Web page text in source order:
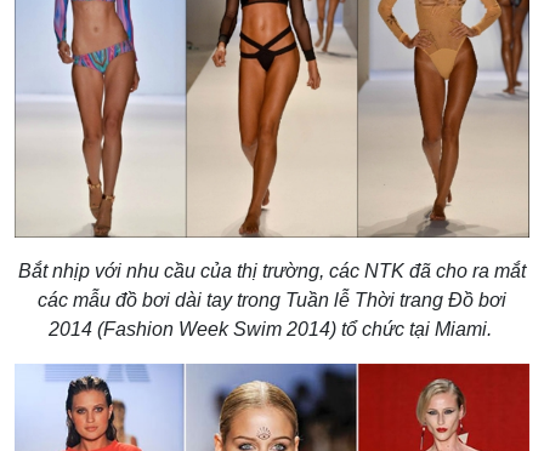
Bắt nhịp với nhu cầu của thị trường, các NTK đã cho ra mắt
các mẫu đồ bơi dài tay trong Tuần lễ Thời trang Đồ bơi
2014 (Fashion Week Swim 2014) tổ chức tại Miami.